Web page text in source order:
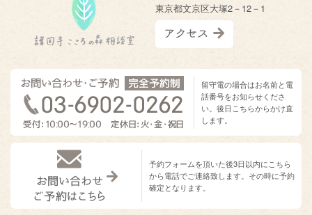
東京都文京区大塚2－12－1
留守電の場合はお名前と電
話番号をお知らせくださ
い。後日こちらからかけ直
します。
予約フォームを頂いた後3日以内にこちら
から電話でご連絡致します。その時に予約
確定となります。